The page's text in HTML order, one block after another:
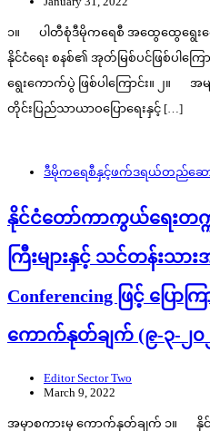
၁။ ပါတီစုံဒီမိုကရေစီ အထွေထွေရွေးက
နိုင်ငံရေး စနစ်၏ အုတ်မြစ်ပင်ဖြစ်ပါက
ရွေးကောက်ပွဲ ဖြစ်ပါကြောင်း။ ၂။ အမ
တိုင်းပြည်သာယာဝပြောရေးနှင့် […]
ဒီမိုကရေစီနှင့်ဖက်ဒရယ်တည်ဆောက်‌
နိုင်ငံတော်ကာကွယ်ရေးတက္
ကြီးများနှင့် သင်တန်းသား
Conferencing ဖြင့် ပြေ
ကောက်နုတ်ချက် (၉-၃-၂၀
Editor Sector Two
March 9, 2022
အမှာစကားမှ ကောက်နုတ်ချက် ၁။ နိုင်